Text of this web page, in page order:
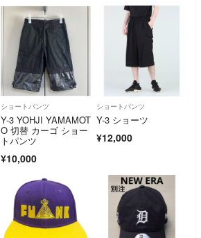
ショートパンツ
Y-3 YOHJI YAMAMOT
O 切替 カーゴ ショー
トパンツ
¥10,000
ショートパンツ
Y-3 ショーツ
¥12,000